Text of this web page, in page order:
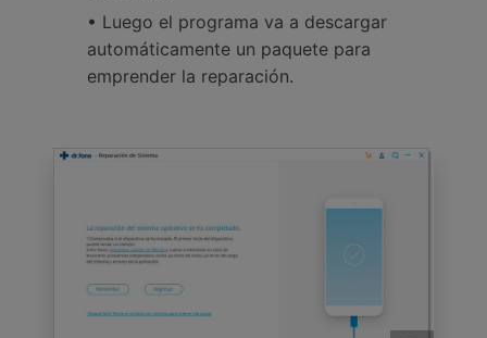
• Luego el programa va a descargar
automáticamente un paquete para
emprender la reparación.